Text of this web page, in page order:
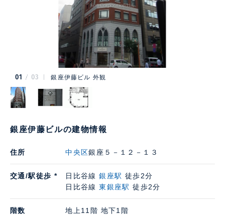
01 03 銀座伊藤ビル 外観
銀座伊藤ビルの建物情報
住所 中央区銀座５－１２－１３
交通/駅徒歩 * 日比谷線銀座駅 徒歩2分
日比谷線東銀座駅 徒歩2分
階数 地上11階 地下1階